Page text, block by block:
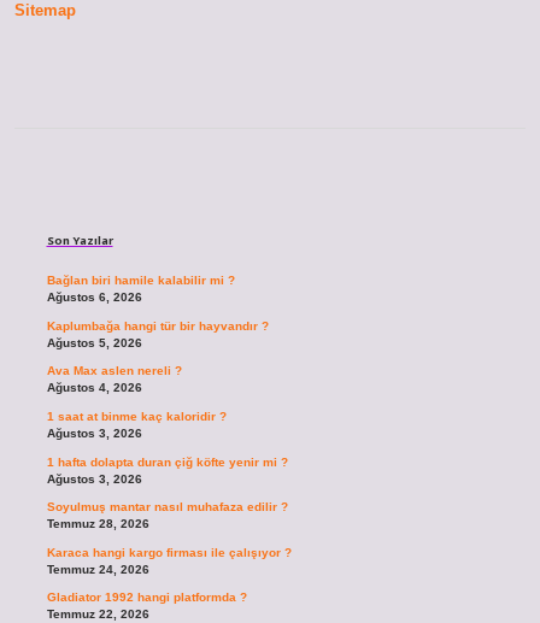
Sitemap
Son Yazılar
Bağlan biri hamile kalabilir mi ?
Ağustos 6, 2026
Kaplumbağa hangi tür bir hayvandır ?
Ağustos 5, 2026
Ava Max aslen nereli ?
Ağustos 4, 2026
1 saat at binme kaç kaloridir ?
Ağustos 3, 2026
1 hafta dolapta duran çiğ köfte yenir mi ?
Ağustos 3, 2026
Soyulmuş mantar nasıl muhafaza edilir ?
Temmuz 28, 2026
Karaca hangi kargo firması ile çalışıyor ?
Temmuz 24, 2026
Gladiator 1992 hangi platformda ?
Temmuz 22, 2026